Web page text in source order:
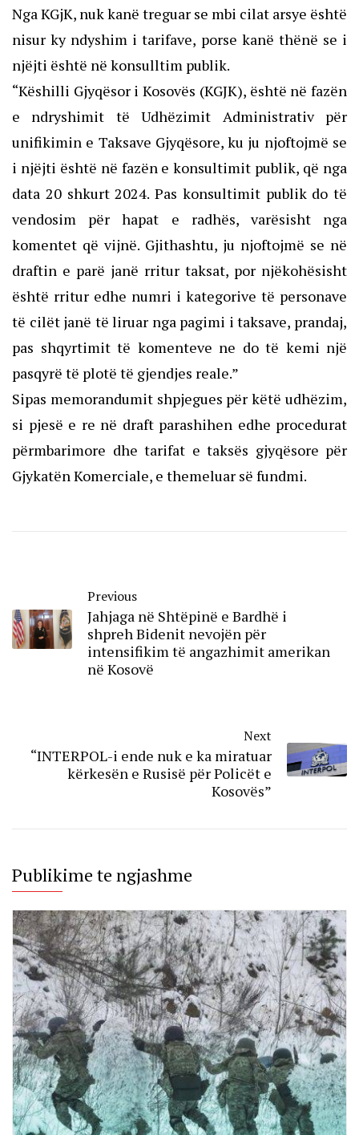
Nga KGjK, nuk kanë treguar se mbi cilat arsye është
nisur ky ndyshim i tarifave, porse kanë thënë se i
njëjti është në konsulltim publik.
“Këshilli Gjyqësor i Kosovës (KGJK), është në fazën
e ndryshimit të Udhëzimit Administrativ për
unifikimin e Taksave Gjyqësore, ku ju njoftojmë se
i njëjti është në fazën e konsultimit publik, që nga
data 20 shkurt 2024. Pas konsultimit publik do të
vendosim për hapat e radhës, varësisht nga
komentet që vijnë. Gjithashtu, ju njoftojmë se në
draftin e parë janë rritur taksat, por njëkohësisht
është rritur edhe numri i kategorive të personave
të cilët janë të liruar nga pagimi i taksave, prandaj,
pas shqyrtimit të komenteve ne do të kemi një
pasqyrë të plotë të gjendjes reale.”
Sipas memorandumit shpjegues për këtë udhëzim,
si pjesë e re në draft parashihen edhe procedurat
përmbarimore dhe tarifat e taksës gjyqësore për
Gjykatën Komerciale, e themeluar së fundmi.
Previous
Jahjaga në Shtëpinë e Bardhë i
shpreh Bidenit nevojën për
intensifikim të angazhimit amerikan
në Kosovë
Next
“INTERPOL-i ende nuk e ka miratuar
kërkesën e Rusisë për Policët e
Kosovës”
Publikime te ngjashme